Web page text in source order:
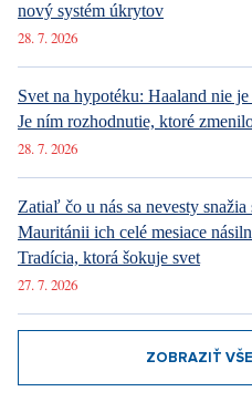
nový systém úkrytov
28. 7. 2026
Svet na hypotéku: Haaland nie
Je ním rozhodnutie, ktoré
28. 7. 2026
Zatiaľ čo u nás sa nevesty
Mauritánii ich celé mesiace
Tradícia, ktorá šokuje svet
27. 7. 2026
ZOBRAZIŤ